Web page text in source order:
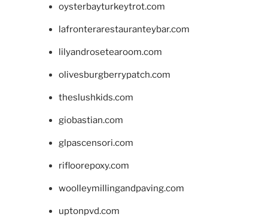
oysterbayturkeytrot.com
lafronterarestauranteybar.com
lilyandrosetearoom.com
olivesburgberrypatch.com
theslushkids.com
giobastian.com
glpascensori.com
rifloorepoxy.com
woolleymillingandpaving.com
uptonpvd.com